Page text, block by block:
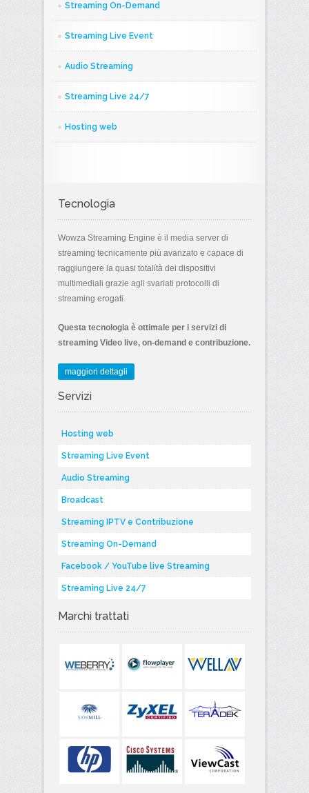
Streaming On-Demand
Streaming Live Event
Audio Streaming
Streaming Live 24/7
Hosting web
Tecnologia
Wowza Streaming Engine è il media server di
streaming tecnicamente più avanzato e capace di
raggiungere la quasi totalità dei dispositivi
multimediali grazie agli svariati protocolli di
streaming erogati.
Questa tecnologia è ottimale per i servizi di
streaming Video live, on-demand e contribuzione.
maggiori dettagli
Servizi
Hosting web
Streaming Live Event
Audio Streaming
Broadcast
Streaming IPTV e Contribuzione
Streaming On-Demand
Facebook / YouTube live Streaming
Streaming Live 24/7
Marchi trattati